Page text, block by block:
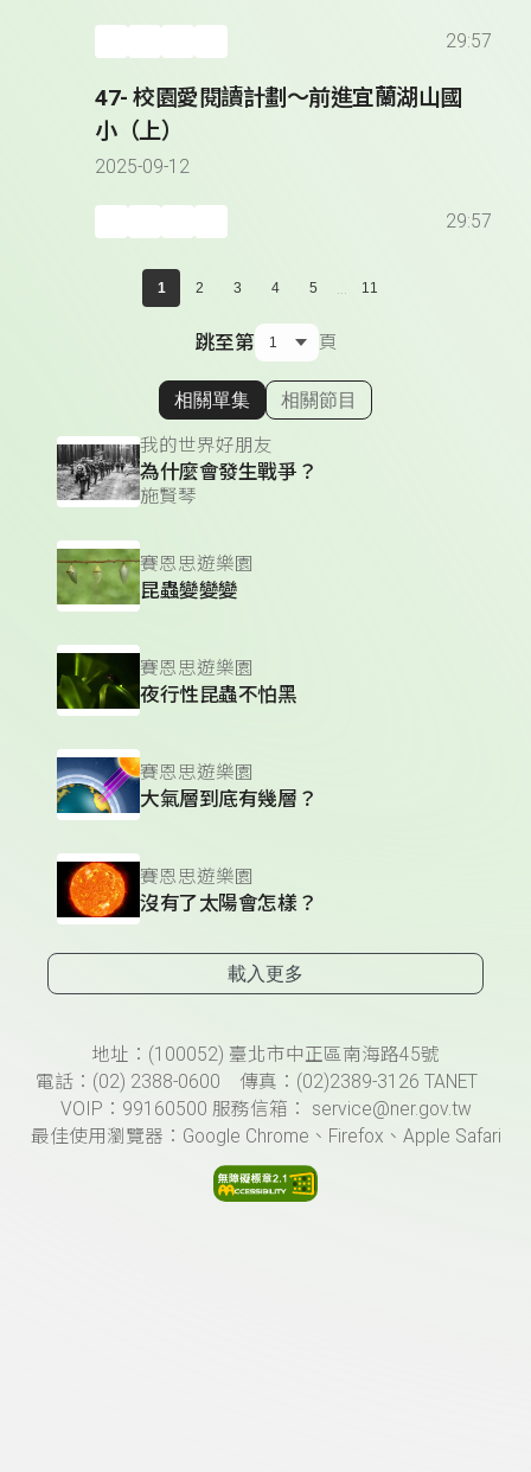
29:57
47- 校園愛閱讀計劃～前進宜蘭湖山國
小（上）
2025-09-12
29:57
1 2 3 4 5 ... 11
跳至第 頁
顯示相關單集
相關單集 相關節目
我的世界好朋友
為什麼會發生戰爭？
施賢琴
賽恩思遊樂園
昆蟲變變變
賽恩思遊樂園
夜行性昆蟲不怕黑
賽恩思遊樂園
大氣層到底有幾層？
賽恩思遊樂園
沒有了太陽會怎樣？
載入更多
頁尾資訊地址：(100052) 臺北市中正區南海路45號
電話：(02) 2388-0600 傳真：(02)2389-3126 TANET
VOIP：99160500 服務信箱： service@ner.gov.tw
最佳使用瀏覽器：Google Chrome、Firefox、Apple Safari